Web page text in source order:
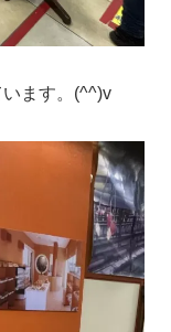
ます。(^^)v